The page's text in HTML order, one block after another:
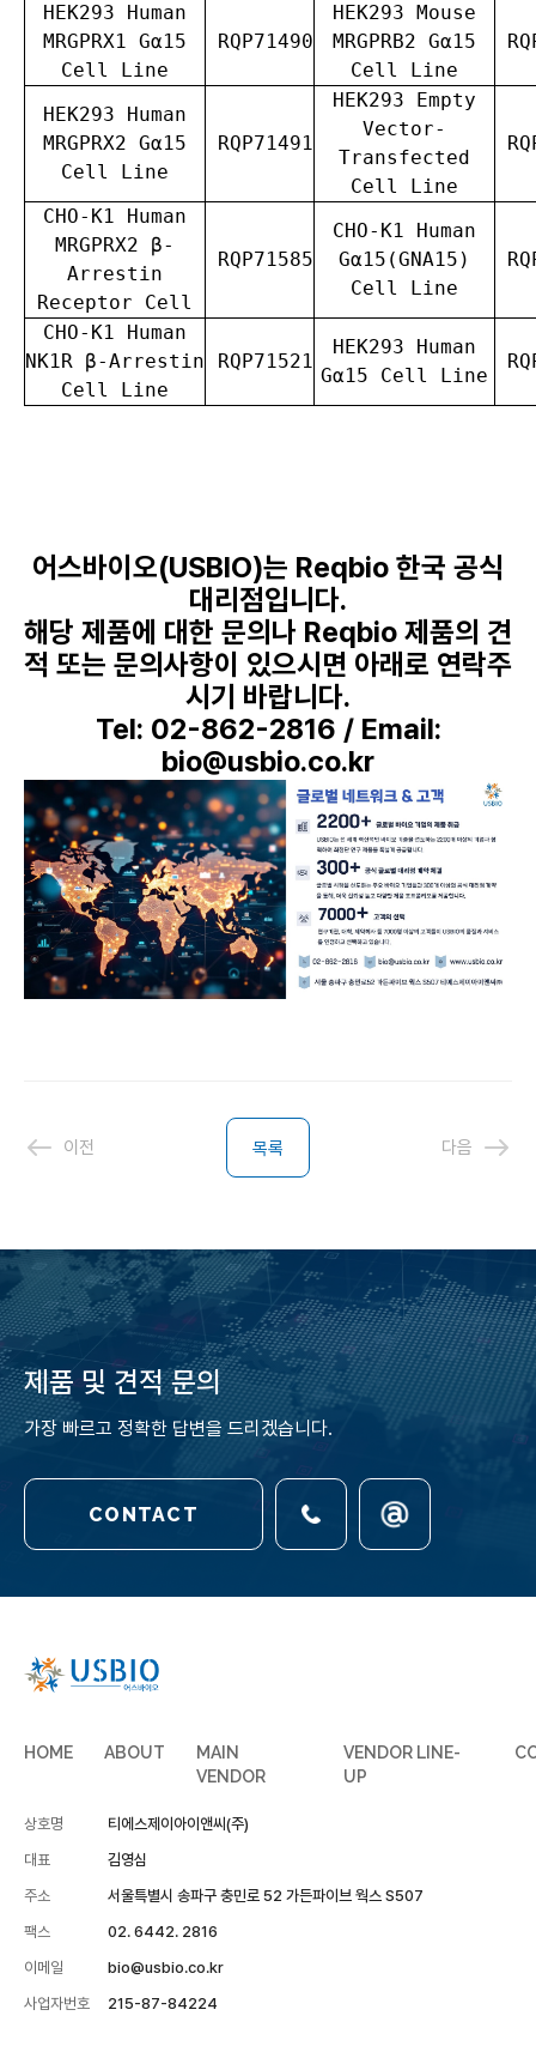
HEK293 Human
MRGPRX1 Gα15
Cell Line
RQP71490
HEK293 Mouse
MRGPRB2 Gα15
Cell Line
HEK293 Human
MRGPRX2 Gα15
Cell Line
RQP71491
HEK293 Empty
Vector-
Transfected
Cell Line
CHO-K1 Human
MRGPRX2 β-
Arrestin
Receptor Cell
RQP71585
CHO-K1 Human
Gα15(GNA15)
Cell Line
CHO-K1 Human
NK1R β-Arrestin
Cell Line
RQP71521
HEK293 Human
Gα15 Cell Line
어스바이오(USBIO)는 Reqbio 한국 공식
대리점입니다.
해당 제품에 대한 문의나 Reqbio 제품의 견
적 또는 문의사항이 있으시면 아래로 연락주
시기 바랍니다.
Tel: 02-862-2816 / Email:
bio@usbio.co.kr
이전 목록 다음
제품 및 견적 문의
가장 빠르고 정확한 답변을 드리겠습니다.
CONTACT
HOME ABOUT
MAIN
VENDOR
VENDOR LINE-
UP
상호명
티에스제이아이앤씨(주)
대표
김영심
주소
서울특별시 송파구 충민로 52 가든파이브 웍스 S507
팩스
02. 6442. 2816
이메일
bio@usbio.co.kr
사업자번호
215-87-84224